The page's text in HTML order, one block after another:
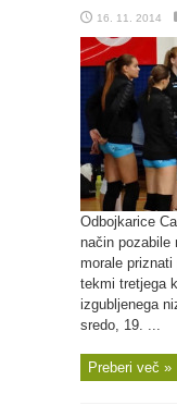
16. 11. 2014
Odbojkarice
način pozabile
morale
tekmi tretjega
izgubljenega
sredo, 19. ...
Preberi več »